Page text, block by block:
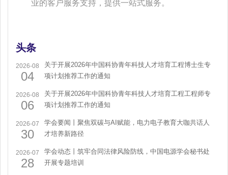
业的客户服务支持，提供一站式服务。
头条
2026-08
04
关于开展2026年中国科协青年科技人才培育工程博士生专
项计划推荐工作的通知
2026-08
06
关于开展2026年中国科协青年科技人才培育工程工程师专
项计划推荐工作的通知
2026-07
30
学会要闻丨聚焦双碳与AI赋能，电力电子教育大咖共话人
才培养新路径
2026-07
28
学会动态丨筑牢合同法律风险防线，中国电源学会秘书处
开展专题培训